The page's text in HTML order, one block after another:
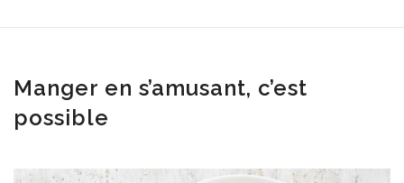
Manger en s’amusant, c’est
possible